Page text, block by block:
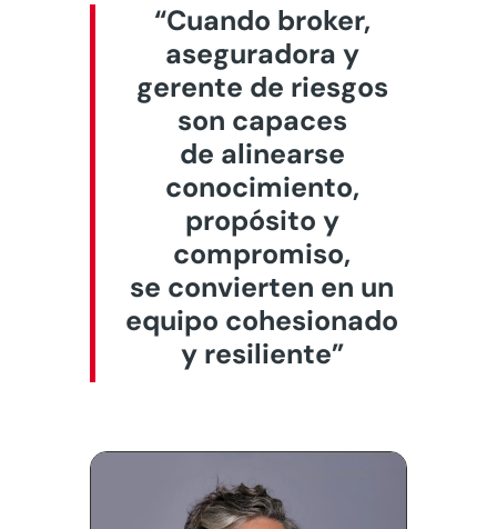
“Cuando broker,
aseguradora y
gerente de riesgos
son capaces
de alinearse
conocimiento,
propósito y
compromiso,
se convierten en un
equipo cohesionado
y resiliente”